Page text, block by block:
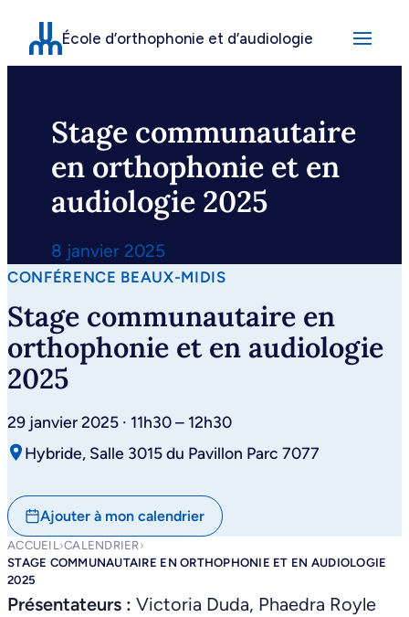
Aller
contenu
École d’orthophonie et d’audiologie
Stage communautaire
en orthophonie et en
audiologie 2025
8 janvier 2025
CONFÉRENCE BEAUX-MIDIS
Stage communautaire en
orthophonie et en audiologie
2025
29 janvier 2025 · 11h30 – 12h30
Hybride, Salle 3015 du Pavillon Parc 7077
Ajouter à mon calendrier
ACCUEIL›CALENDRIER›
STAGE COMMUNAUTAIRE EN ORTHOPHONIE ET EN AUDIOLOGIE
2025
Présentateurs : Victoria Duda, Phaedra Royle